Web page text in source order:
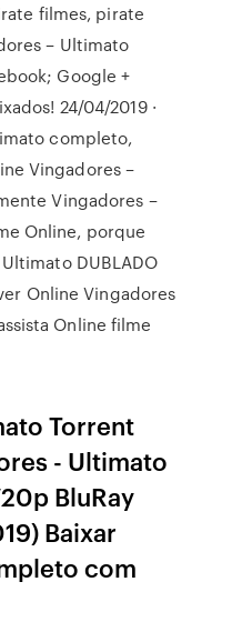
filmes, pirate
– Ultimato
Google +
24/04/2019 ·
completo,
Vingadores –
Vingadores –
Online, porque
DUBLADO
Online Vingadores
Online filme
Torrent
- Ultimato
BluRay
Baixar
com